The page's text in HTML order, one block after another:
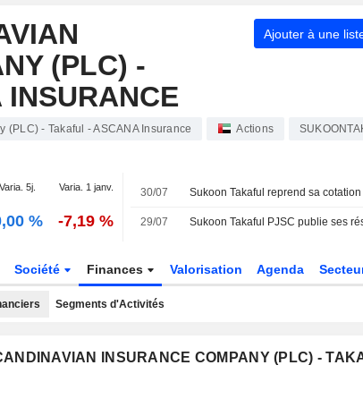
(PLC) -
Ajouter à une
- Takaful - ASCANA Insurance Actions
Varia. 5j. Varia. 1 janv.
% -7,19 %
30/07
29/07
Société Finances Valorisation Agenda
Segments d'Activités
INSURANCE COMPANY (PLC) -